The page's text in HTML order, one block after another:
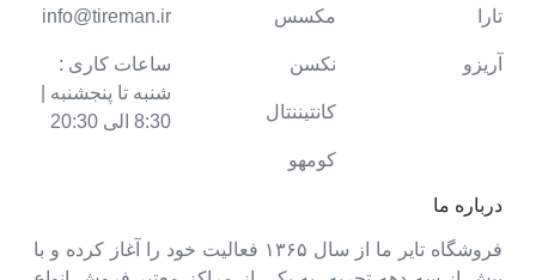
درباره ما
فروشگاه تایر ما از سال ۱۳۶۵ فعالیت خود را آغاز کرده و با
تارا
آریزو
مکسس
نکسن
کانتیننتال
کومهو
info@tireman.ir
ساعات کاری :
شنبه تا پنجشنبه |
8:30 الی 20:30